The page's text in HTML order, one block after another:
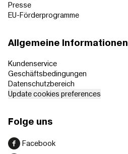
Presse
EU-Förderprogramme
Allgemeine Informationen
Kundenservice
Geschäftsbedingungen
Datenschutzbereich
Update cookies preferences
Folge uns
Facebook